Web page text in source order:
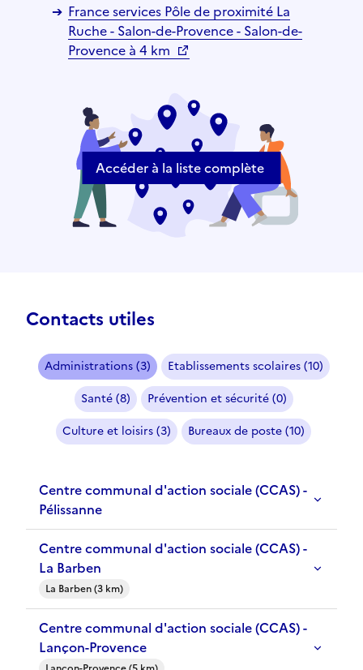
France services Pôle de proximité La
Ruche - Salon-de-Provence - Salon-de-
Provence à 4 km
Accéder à la liste complète
Contacts utiles
Administrations (3)
Etablissements scolaires (10)
Santé (8)
Prévention et sécurité (0)
Culture et loisirs (3)
Bureaux de poste (10)
Centre communal d'action sociale (CCAS) -
Pélissanne
Centre communal d'action sociale (CCAS) -
La Barben
La Barben (3 km)
Centre communal d'action sociale (CCAS) -
Lançon-Provence